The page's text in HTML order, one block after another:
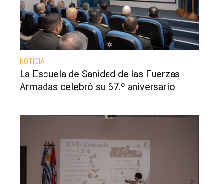
La Escuela de Sanidad de las Fuerzas
Armadas celebró su 67.º aniversario
NOTICIA